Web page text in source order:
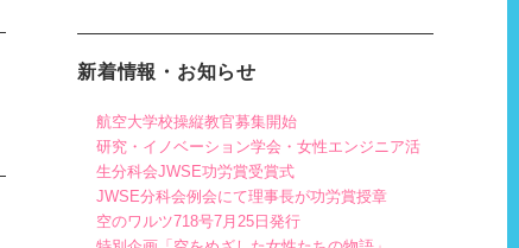
新着情報・お知らせ
航空大学校操縦教官募集開始
研究・イノベーション学会・女性エンジニア活
生分科会JWSE功労賞受賞式
JWSE分科会例会にて理事長が功労賞授章
空のワルツ718号7月25日発行